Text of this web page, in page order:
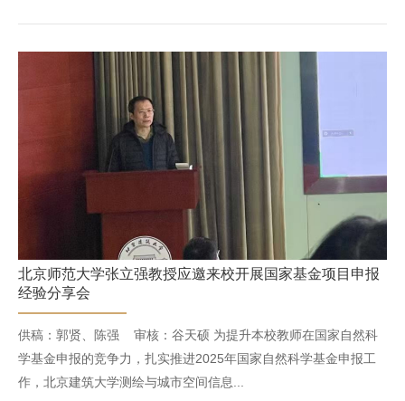
​北京师范大学张立强教授应邀来校开展国家基金项目申报
经验分享会
供稿：郭贤、陈强 审核：谷天硕 为提升本校教师在国家自然科
学基金申报的竞争力，扎实推进2025年国家自然科学基金申报工
作，北京建筑大学测绘与城市空间信息...